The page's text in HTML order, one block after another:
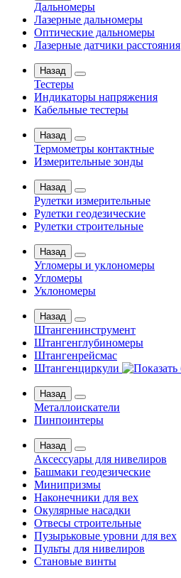
Дальномеры
Лазерные дальномеры
Оптические дальномеры
Лазерные датчики расстояния
Назад
Тестеры
Индикаторы напряжения
Кабельные тестеры
Назад
Термометры контактные
Измерительные зонды
Назад
Рулетки измерительные
Рулетки геодезические
Рулетки строительные
Назад
Угломеры и уклономеры
Угломеры
Уклономеры
Назад
Штангенинструмент
Штангенглубиномеры
Штангенрейсмас
Штангенциркули
Назад
Металлоискатели
Пинпоинтеры
Назад
Аксессуары для нивелиров
Башмаки геодезические
Минипризмы
Наконечники для вех
Окулярные насадки
Отвесы строительные
Пузырьковые уровни для вех
Пульты для нивелиров
Становые винты